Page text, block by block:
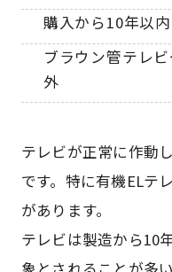
購入から10年以
ブラウン管テレ
外
テレビが正常に作動
です。特に有機ELテ
があります。
テレビは製造から10